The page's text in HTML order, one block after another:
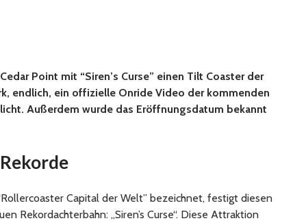
Point mit “Siren’s Curse” einen Tilt Coaster der
endlich, ein offizielle Onride Video der kommenden
Außerdem wurde das Eröffnungsdatum bekannt
Capital der Welt” bezeichnet, festigt diesen
Rekordachterbahn: „Siren’s Curse“. Diese Attraktion